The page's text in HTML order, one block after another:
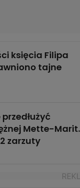
księcia Filipa
tajne
Mette-Marit.
zarzuty